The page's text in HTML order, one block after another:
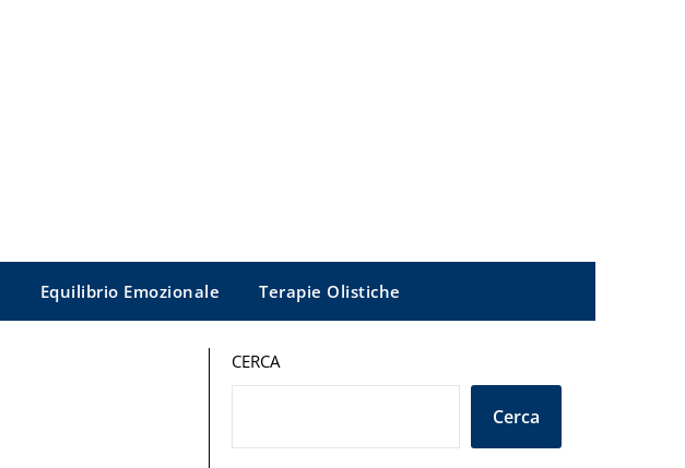
Equilibrio Emozionale Terapie Olistiche
CERCA
Cerca